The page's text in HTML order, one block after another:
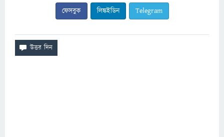
ফেসবুক লিঙ্কইডিন Telegram